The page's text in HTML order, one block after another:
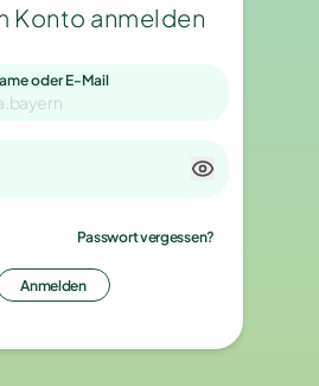
Konto anmelden
oder E-Mail
Passwort vergessen?